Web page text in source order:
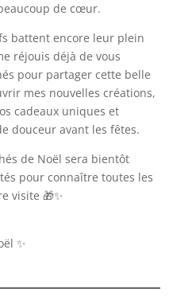
de cœur.
battent encore leur plein
réjouis déjà de vous
pour partager cette belle
mes nouvelles créations,
cadeaux uniques et
douceur avant les fêtes.
de Noël sera bientôt
pour connaître toutes les
visite 🎁✨
✨